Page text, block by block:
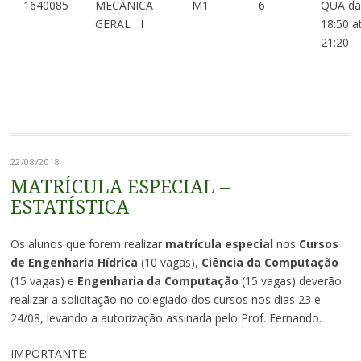
1640085
MECÂNICA
GERAL I
M1 6
QUA
18:50
21:20
22/08/2018
MATRÍCULA ESPECIAL –
ESTATÍSTICA
Os alunos que forem realizar matrícula especialnos Cursos
de Engenharia Hídrica (10 vagas), Ciência da Computação
(15 vagas) e Engenharia da Computação (15 vagas) deverão
realizar a solicitação no colegiado dos cursos nos dias 23 e
24/08, levando a autorização assinada pelo Prof. Fernando.
IMPORTANTE: